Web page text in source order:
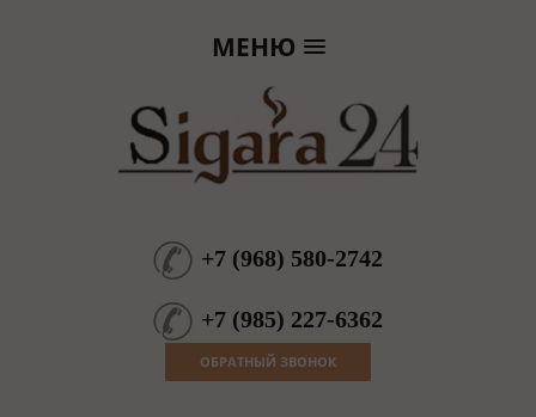
МЕНЮ
+7 (968) 580-2742
+7 (985) 227-6362
ОБРАТНЫЙ ЗВОНОК